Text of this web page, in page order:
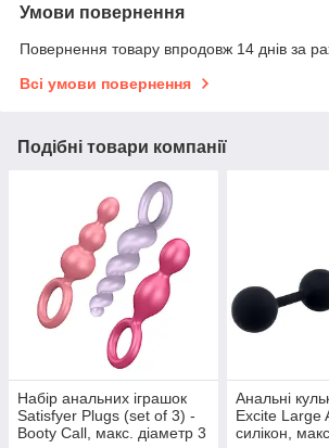
Умови повернення
Повернення товару впродовж 14 днів за
Всі умови повернення
Подібні товари компанії
Набір анальних іграшок
Satisfyer Plugs (set of 3) -
Booty Call, макс. діаметр 3
Анальні
Excite Large
силікон,